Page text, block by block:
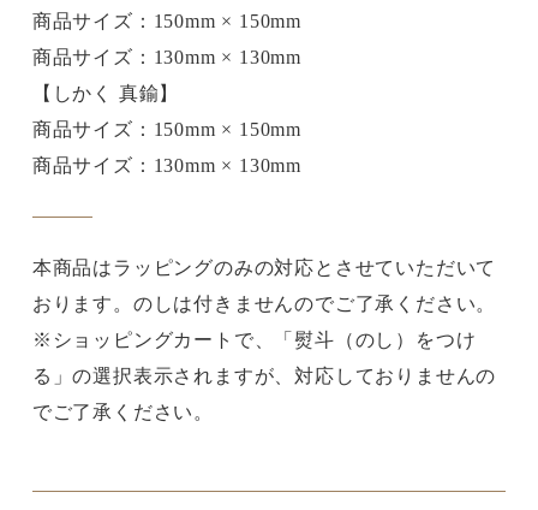
商品サイズ：150mm × 150mm
商品サイズ：130mm × 130mm
【しかく 真鍮】
商品サイズ：150mm × 150mm
商品サイズ：130mm × 130mm
本商品はラッピングのみの対応とさせていただいて
おります。のしは付きませんのでご了承ください。
※ショッピングカートで、「熨斗（のし）をつけ
る」の選択表示されますが、対応しておりませんの
でご了承ください。